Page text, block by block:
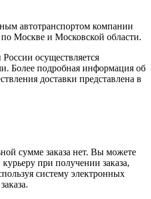
автотранспортом компании
Москве и Московской области.
осуществляется
Более подробная информация об
доставки представлена в
сумме заказа нет. Вы можете
при получении заказа,
систему электронных